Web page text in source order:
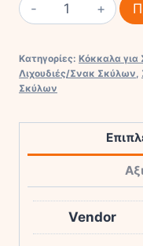
dental
60gr
ποσότητα
Κατηγορίες: Κόκκαλα για
Λιχουδιές/Σνακ Σκύλων
Σκύλων
Vendor